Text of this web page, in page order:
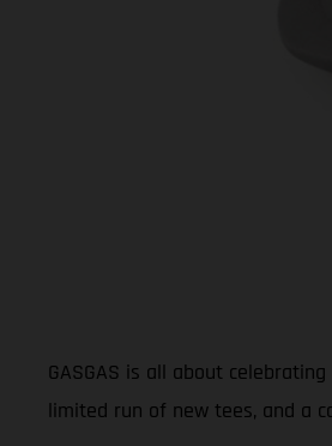
GASGAS is all about
limited run of new tees, and a